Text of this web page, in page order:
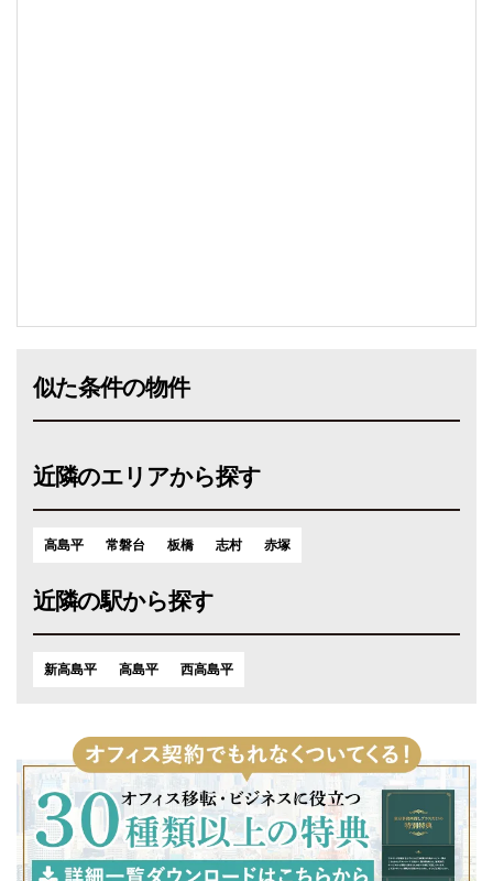
似た条件の物件
近隣のエリアから探す
高島平 常磐台 板橋 志村 赤塚
近隣の駅から探す
新高島平 高島平 西高島平